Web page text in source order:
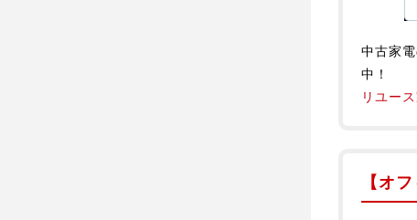
中古家
中！
リユー
【オ